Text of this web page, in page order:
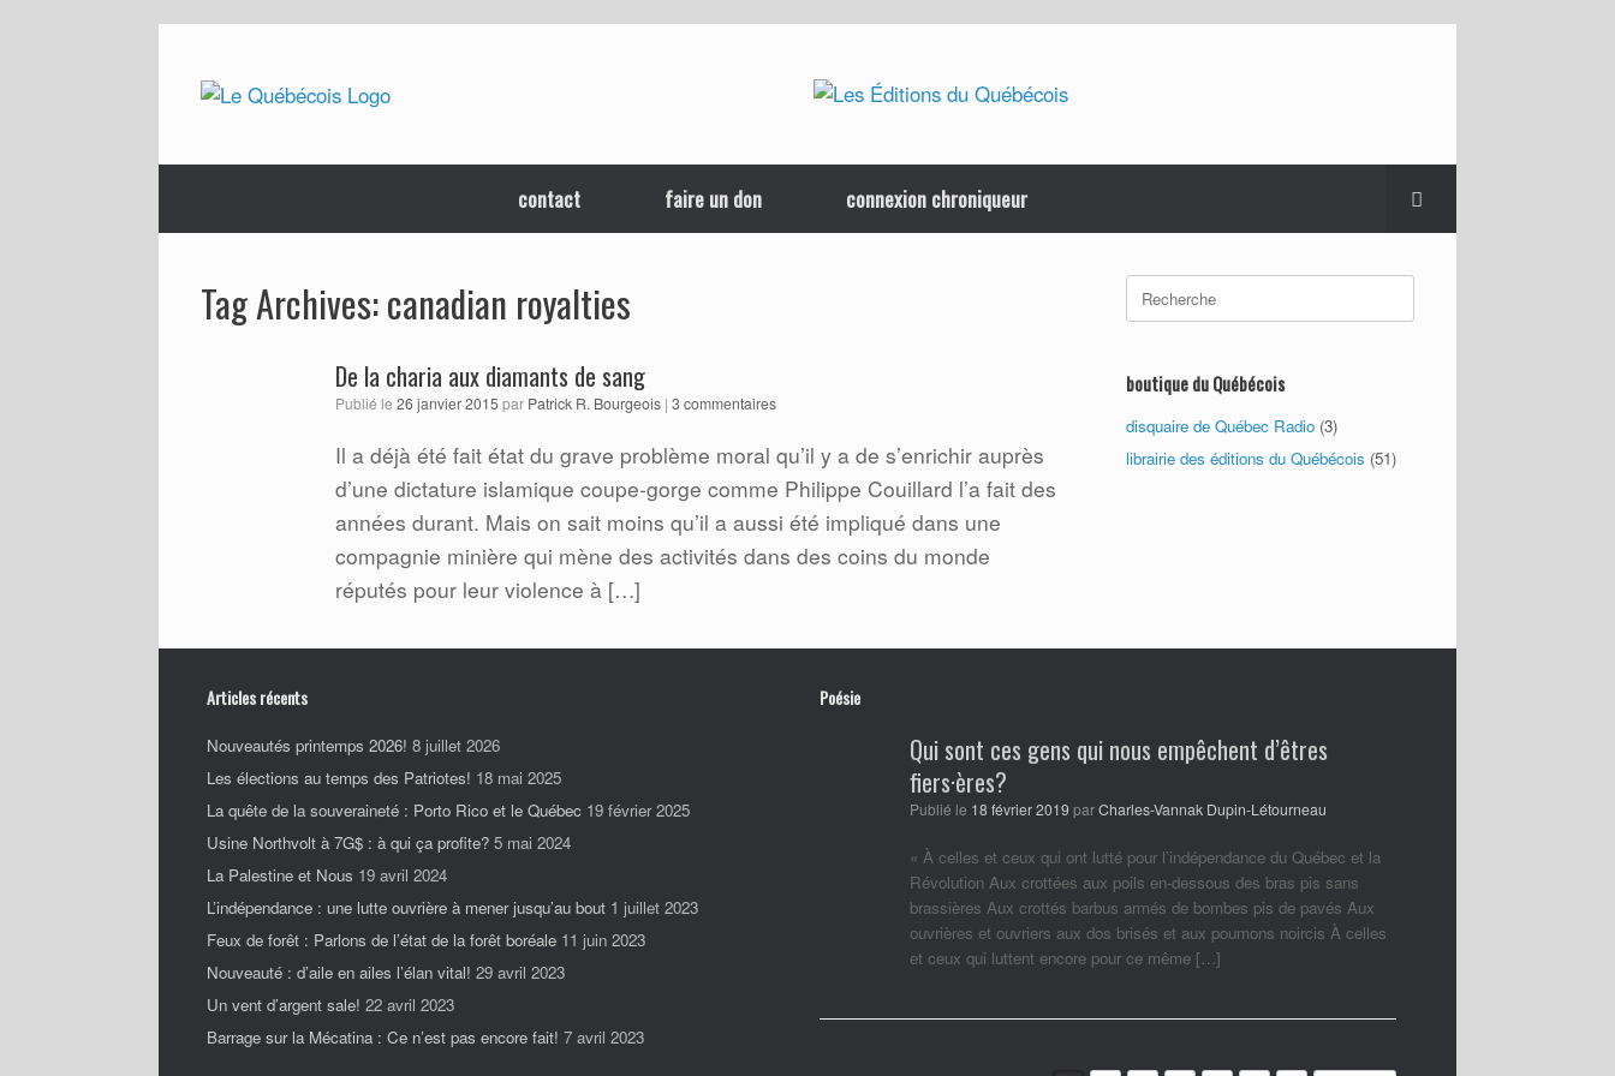
content
contact faire un don connexion chroniqueur
Tag Archives:canadian royalties
De la charia aux diamants de sang
Publié le26 janvier 2015 par Patrick R. Bourgeois |3 commentaires
Il a déjà été fait état du grave problème moral qu’il y a de s’enrichir auprès
d’une dictature islamique coupe-gorge comme Philippe Couillard l’a fait des
années durant. Mais on sait moins qu’il a aussi été impliqué dans une
compagnie minière qui mène des activités dans des coins du monde
réputés pour leur violence à […]
Search
for:
boutique du Québécois
disquaire de Québec Radio (3)
librairie des éditions du Québécois (51)
Articles récents
Nouveautés printemps 2026! 8 juillet 2026
Les élections au temps des Patriotes! 18 mai 2025
La quête de la souveraineté : Porto Rico et le Québec 19 février 2025
Usine Northvolt à 7G$ : à qui ça profite? 5 mai 2024
La Palestine et Nous 19 avril 2024
L’indépendance : une lutte ouvrière à mener jusqu’au bout 1 juillet 2023
Feux de forêt : Parlons de l’état de la forêt boréale 11 juin 2023
Nouveauté : d’aile en ailes l’élan vital! 29 avril 2023
Un vent d’argent sale! 22 avril 2023
Barrage sur la Mécatina : Ce n’est pas encore fait! 7 avril 2023
Poésie
Qui sont ces gens qui nous empêchent d’êtres
fiers·ères?
Publié le 18 février 2019 parCharles-Vannak Dupin-Létourneau
« À celles et ceux qui ont lutté pour l’indépendance du Québec et la
Révolution Aux crottées aux poils en-dessous des bras pis sans
brassières Aux crottés barbus armés de bombes pis de pavés Aux
ouvrières et ouvriers aux dos brisés et aux poumons noircis À celles
et ceux qui luttent encore pour ce même […]